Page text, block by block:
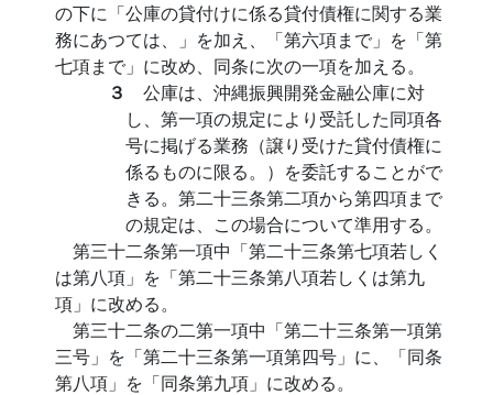
の下に「公庫の貸付けに係る貸付債権に関する業
務にあつては、」を加え、「第六項まで」を「第
七項まで」に改め、同条に次の一項を加える。
３ 公庫は、沖縄振興開発金融公庫に対
し、第一項の規定により受託した同項各
号に掲げる業務（譲り受けた貸付債権に
係るものに限る。）を委託することがで
きる。第二十三条第二項から第四項まで
の規定は、この場合について準用する。
第三十二条第一項中「第二十三条第七項若しく
は第八項」を「第二十三条第八項若しくは第九
項」に改める。
第三十二条の二第一項中「第二十三条第一項第
三号」を「第二十三条第一項第四号」に、「同条
第八項」を「同条第九項」に改める。